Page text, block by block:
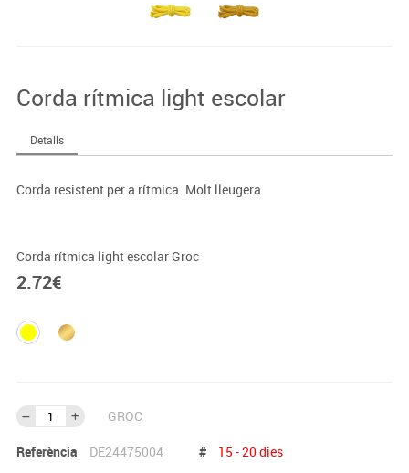
Corda rítmica light escolar
Detalls
Corda resistent per a rítmica. Molt lleugera
Corda rítmica light escolar Groc
2.72€
GROC
Referència DE24475004 # 15 - 20 dies